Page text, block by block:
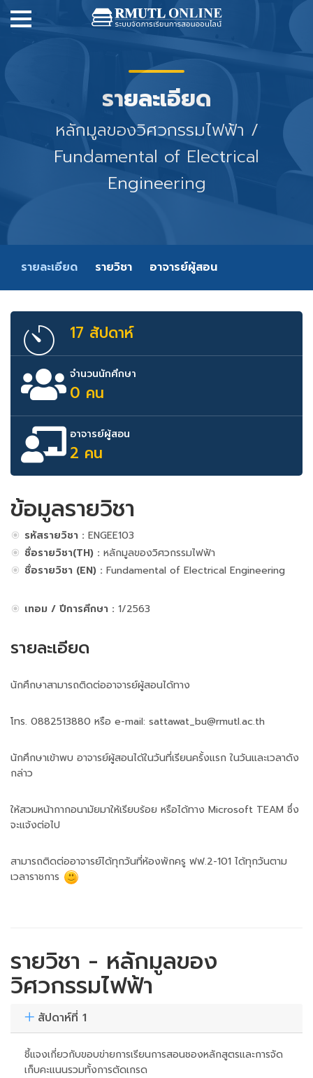
รายละเอียด
หลักมูลของวิศวกรรมไฟฟ้า /
Fundamental of Electrical
Engineering
รายละเอียด รายวิชา อาจารย์ผู้สอน
17 สัปดาห์
จำนวนนักศึกษา
0 คน
อาจารย์ผู้สอน
2 คน
ข้อมูลรายวิชา
รหัสรายวิชา : ENGEE103
ชื่อรายวิชา(TH) : หลักมูลของวิศวกรรมไฟฟ้า
ชื่อรายวิชา (EN) : Fundamental of Electrical Engineering
เทอม / ปีการศึกษา : 1/2563
รายละเอียด
นักศึกษาสามารถติดต่ออาจารย์ผู้สอนได้ทาง
โทร. 0882513880 หรือ e-mail: sattawat_bu@rmutl.ac.th
นักศึกษาเข้าพบ อาจารย์ผู้สอนได้ในวันที่เรียนครั้งแรก ในวันและเวลาดัง
กล่าว
ให้สวมหน้ากากอนามัยมาให้เรียบร้อย หรือได้ทาง Microsoft TEAM ซึ่ง
จะแจ้งต่อไป
สามารถติดต่ออาจารย์ได้ทุกวันที่ห้องพักครู ฟฟ.2-101 ได้ทุกวันตาม
เวลาราชการ
รายวิชา - หลักมูลของ
วิศวกรรมไฟฟ้า
สัปดาห์ที่ 1
ชี้แจงเกี่ยวกับขอบข่ายการเรียนการสอนชองหลักสูตรและการจัด
เก็บคะแนนรวมทั้งการตัดเกรด